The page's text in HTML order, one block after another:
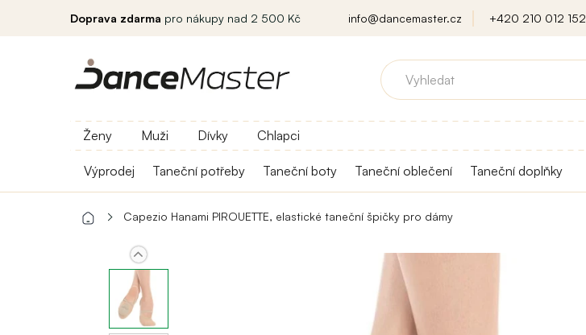
Doprava zdarma pro nákupy nad 2 500 Kč info@dancemaster.cz +420 210 012 152
Ženy Muži Dívky Chlapci
Výprodej Taneční potřeby Taneční boty Taneční oblečení Taneční doplňky
Capezio Hanami PIROUETTE, elastické taneční špičky pro dámy